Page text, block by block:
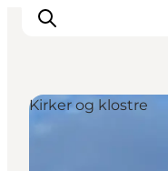
Kirker og klostre